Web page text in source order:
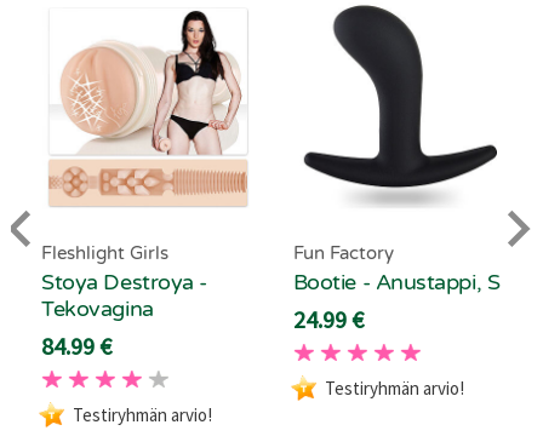
Fleshlight Girls
Stoya Destroya -
Tekovagina
84.99 €
Testiryhmän arvio!
Fun Factory
Bootie - Anustappi, S
24.99 €
Testiryhmän arvio!